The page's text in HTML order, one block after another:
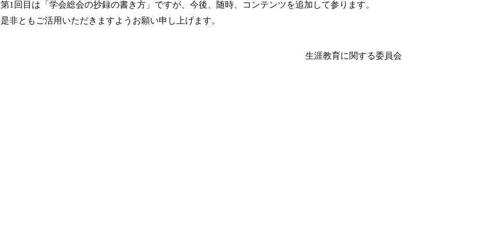
第1回目は「学会総会の抄録の書き方」ですが、今後、随時、コンテンツを追加して参ります。
是非ともご活用いただきますようお願い申し上げます。
生涯教育に関する委員会